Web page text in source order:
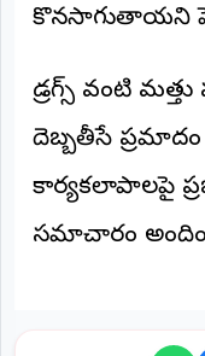
కొనసాగుతాయని
డ్రగ్స్ వంటి
దెబ్బతీసే
కార్యకలాపాలపై
సమాచారం